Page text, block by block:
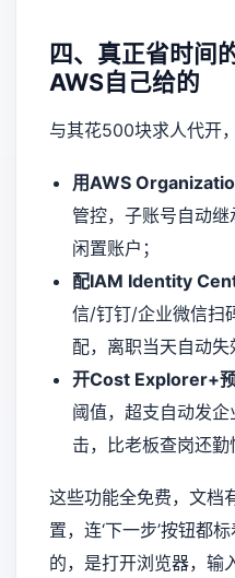
四、真正省时间
AWS自己给的
与其花500块求人代开
用AWS
管控，子账号自动
闲置账户；
配IAM Identity
信/钉钉/企业微信扫
配，离职当天自动失
开Cost Explorer+
阈值，超支自动发
击，比老板查岗还勤
这些功能全免费，文档
置，连‘下一步’按钮都
的，是打开浏览器，输